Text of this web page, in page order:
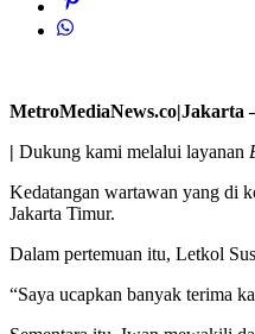
MetroMediaNews.co|Jakarta
| Dukung kami melalui layanan
Kedatangan wartawan yang di
Jakarta Timur.
Dalam pertemuan itu, Letkol
“Saya ucapkan banyak terima